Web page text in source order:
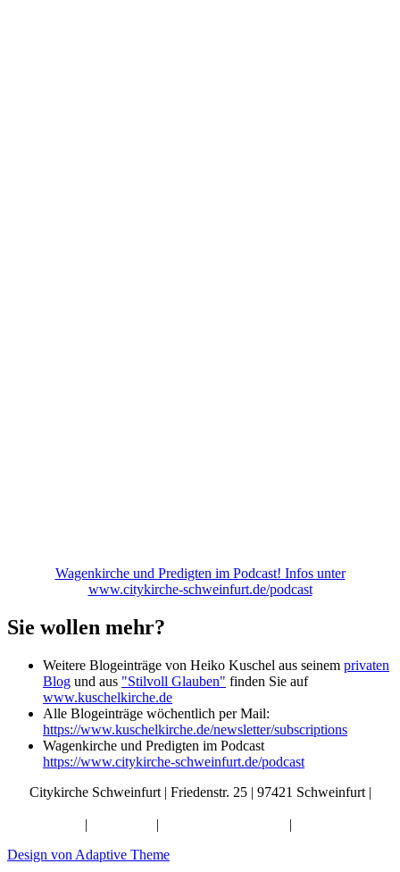
Wagenkirche und Predigten im Podcast! Infos unter
www.citykirche-schweinfurt.de/podcast
Sie wollen mehr?
Weitere Blogeinträge von Heiko Kuschel aus seinem privaten
Blog und aus "Stilvoll Glauben" finden Sie auf
www.kuschelkirche.de
Alle Blogeinträge wöchentlich per Mail:
https://www.kuschelkirche.de/newsletter/subscriptions
Wagenkirche und Predigten im Podcast
https://www.citykirche-schweinfurt.de/podcast
Citykirche Schweinfurt | Friedenstr. 25 | 97421 Schweinfurt |
| | |
Design von Adaptive Theme